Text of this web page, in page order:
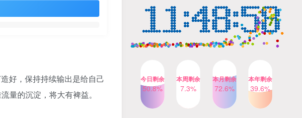
好，保持持续输出是给自己
量的沉淀，将大有裨益。
小红书笔记带货课，流量电
商新机会，抓住小红书的流
量红利(更新26年2月)
5个月前 419人已阅读
TOP4
公众号流量主之星座盘点赛
TOP5
AI商业编程智能体开发课：
掌握LangChain+LangGraph
构建多智能体协同架构的核
417人已阅读
TOP6
今日剩余
50.8%
本周剩余
7.3%
本月剩余
72.6%
本年剩余
39.6%